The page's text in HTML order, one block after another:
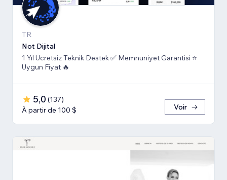
TR
Not Dijital
1 Yıl Ücretsiz Teknik Destek ✅ Memnuniyet Garantisi ⭐
Uygun Fiyat 🔥
5,0 (137)
À partir de 100 $
Voir